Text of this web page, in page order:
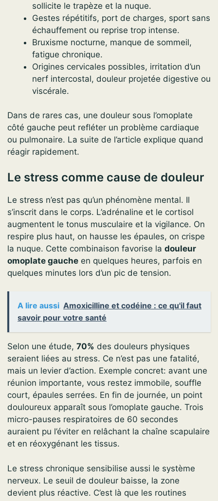
sollicite le trapèze et la nuque.
Gestes répétitifs, port de charges, sport sans
échauffement ou reprise trop intense.
Bruxisme nocturne, manque de sommeil,
fatigue chronique.
Origines cervicales possibles, irritation d’un
nerf intercostal, douleur projetée digestive ou
viscérale.
Dans de rares cas, une douleur sous l’omoplate
côté gauche peut refléter un problème cardiaque
ou pulmonaire. La suite de l’article explique quand
réagir rapidement.
Le stress comme cause de douleur
Le stress n’est pas qu’un phénomène mental. Il
s’inscrit dans le corps. L’adrénaline et le cortisol
augmentent le tonus musculaire et la vigilance. On
respire plus haut, on hausse les épaules, on crispe
la nuque. Cette combinaison favorise la douleur
omoplate gauche en quelques heures, parfois en
quelques minutes lors d’un pic de tension.
A lire aussi Amoxicilline et codéine : ce qu'il faut
savoir pour votre santé
Selon une étude, 70% des douleurs physiques
seraient liées au stress. Ce n’est pas une fatalité,
mais un levier d’action. Exemple concret: avant une
réunion importante, vous restez immobile, souffle
court, épaules serrées. En fin de journée, un point
douloureux apparaît sous l’omoplate gauche. Trois
micro-pauses respiratoires de 60 secondes
auraient pu l’éviter en relâchant la chaîne scapulaire
et en réoxygénant les tissus.
Le stress chronique sensibilise aussi le système
nerveux. Le seuil de douleur baisse, la zone
devient plus réactive. C’est là que les routines